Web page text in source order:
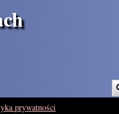
prywatności